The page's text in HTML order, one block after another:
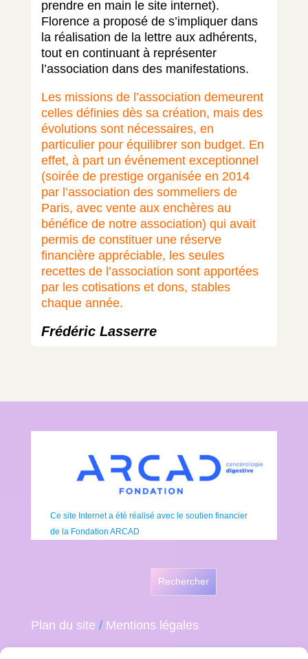
prendre en main le site internet).
Florence a proposé de s’impliquer dans
la réalisation de la lettre aux adhérents,
tout en continuant à représenter
l’association dans des manifestations.
Les missions de l’association demeurent
celles définies dès sa création, mais des
évolutions sont nécessaires, en
particulier pour équilibrer son budget. En
effet, à part un événement exceptionnel
(soirée de prestige organisée en 2014
par l’association des sommeliers de
Paris, avec vente aux enchères au
bénéfice de notre association) qui avait
permis de constituer une réserve
financière appréciable, les seules
recettes de l’association sont apportées
par les cotisations et dons, stables
chaque année.
Frédéric Lasserre
Ce site Internet a été réalisé avec le soutien financier
de la Fondation ARCAD
Rechercher
Plan du site / Mentions légales